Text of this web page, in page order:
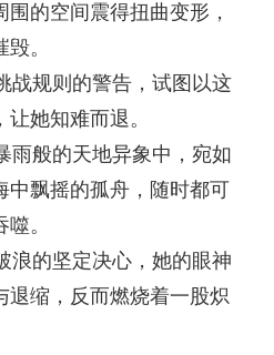
的空间震得扭曲变形，
。
规则的警告，试图以这
她知难而退。
般的天地异象中，宛如
中飘摇的孤舟，随时都可
。
的坚定决心，她的眼神
退缩，反而燃烧着一股炽